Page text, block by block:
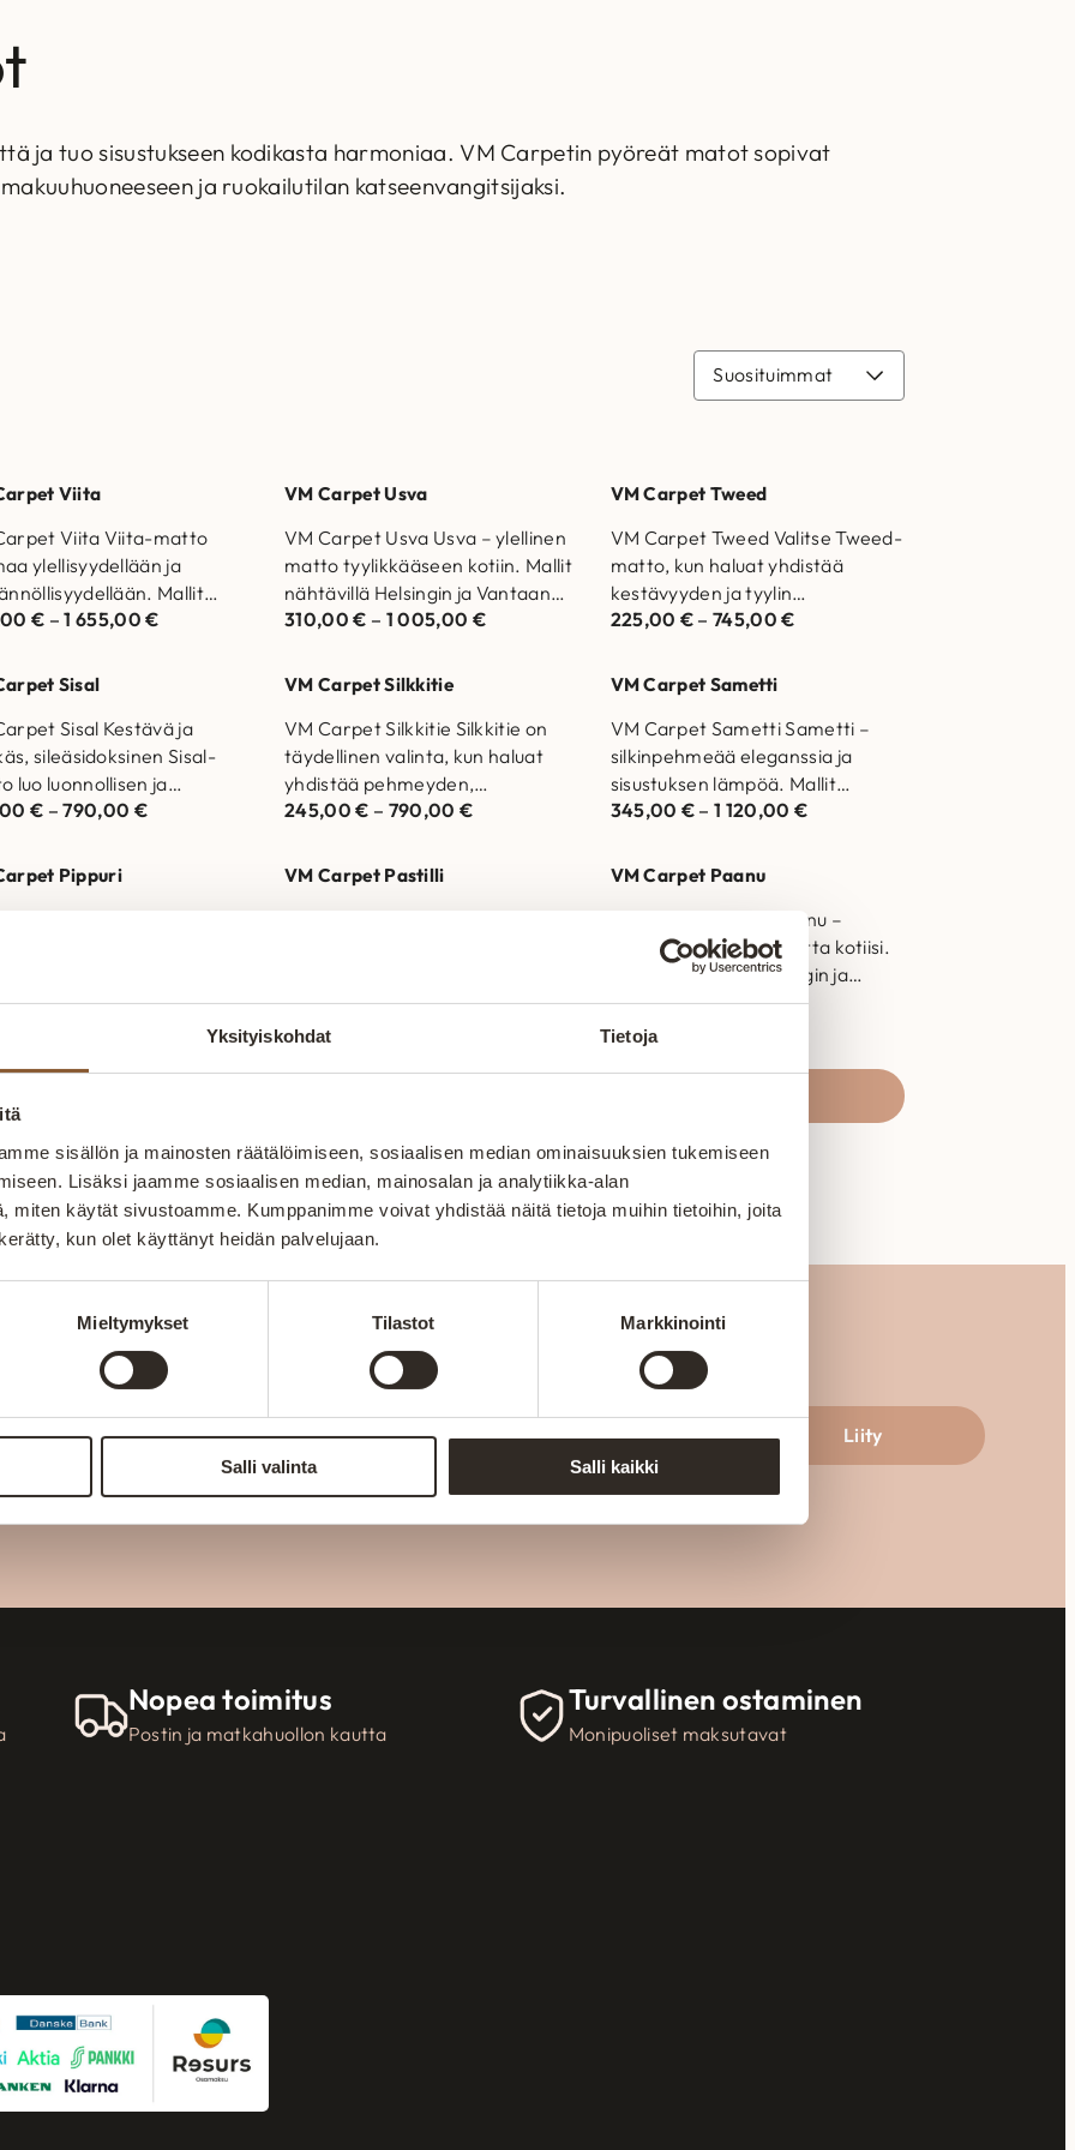
Yksityiskohdat Tietoja
sisällön ja mainosten räätälöimiseen, sosiaalisen median ominaisuuksien tukemiseen
Lisäksi jaamme sosiaalisen median, mainosalan ja analytiikka-alan
miten käytät sivustoamme. Kumppanimme voivat yhdistää näitä tietoja muihin tietoihin, joita
kun olet käyttänyt heidän palvelujaan.
Mieltymykset Tilastot Markkinointi
Salli valinta Salli kaikki
ja tuo sisustukseen kodikasta harmoniaa. VM Carpetin pyöreät matot sopivat
ja ruokailutilan katseenvangitsijaksi.
Viita
Viita Viita-matto
ylellisyydellään ja
Mallit
Helsingin ja Vantaan
aikaa ja…
€ –1 655,00€
VM Carpet Usva
VM Carpet Usva Usva – ylellinen
matto tyylikkääseen kotiin. Mallit
nähtävillä Helsingin ja Vantaan
myymälöissä. Laadukas matto
310,00€ – 1 005,00 €
VM Carpet Tweed
VM Carpet Tweed Valitse Tweed-
matto, kun haluat yhdistää
kestävyyden ja tyylin
saumattomasti! Mallit nähtävillä
myymälöissä. Laadukas matto…
225,00 € –745,00€
Sisal
Sisal Kestävä ja
sileäsidoksinen Sisal-
luo luonnollisen ja
ilmeen. Mallit nähtävillä
Laadukas…
€ –790,00 €
VM Carpet Silkkitie
VM Carpet Silkkitie Silkkitie on
täydellinen valinta, kun haluat
yhdistää pehmeyden,
käytännöllisyyden ja tyylin. Mallit
myymälöissä.…
245,00€ – 790,00 €
VM Carpet Sametti
VM Carpet Sametti Sametti –
silkinpehmeää eleganssia ja
sisustuksen lämpöä. Mallit
nähtävillä Helsingin ja Vantaan
joka kestää…
345,00 € –1 120,00 €
Pippuri
myymälöissä.
matto joka kestää…
€–885,00€
VM Carpet Pastilli
vastuullisuuden ja pehmeän
estetiikan. Mallit nähtävillä
300,00€–970,00€
VM Carpet Paanu
VM Carpet Paanu Paanu –
eleganssia ja mukavuutta kotiisi.
Mallit nähtävillä Helsingin ja
Vantaan myymälöissä. Laadukas
matto joka kestää aikaa…
315,00€–1 030,00€
Liity uutiskirjeen tilaajaksi
Liity
Nopea toimitus
Postin ja matkahuollon kautta
Turvallinen ostaminen
Monipuoliset maksutavat